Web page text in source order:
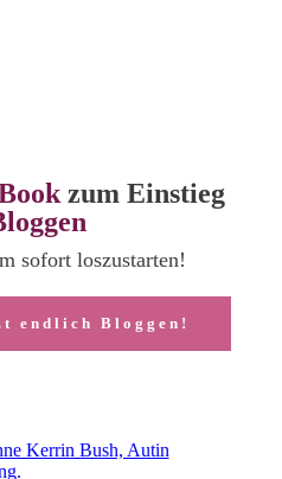
zum Einstieg
sofort loszustarten!
endlich Bloggen!